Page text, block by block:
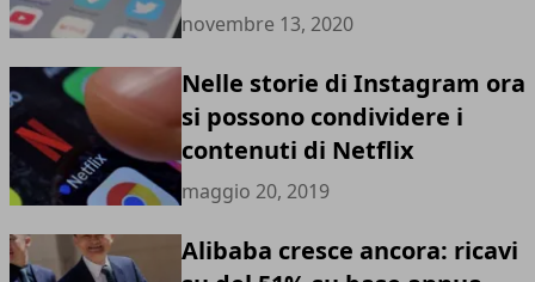
novembre 13, 2020
Nelle storie di Instagram ora
si possono condividere i
contenuti di Netflix
maggio 20, 2019
Alibaba cresce ancora: ricavi